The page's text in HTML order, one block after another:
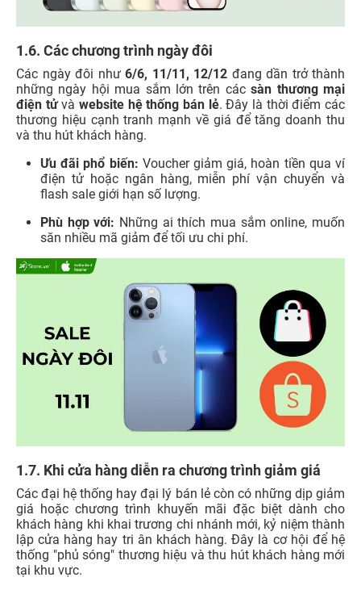
1.6. Các chương trình ngày đôi
Các ngày đôi như 6/6, 11/11, 12/12 đang dần trở thành
những ngày hội mua sắm lớn trên cácsàn thương mại
điện tửvàwebsite hệ thống bán lẻ. Đây là thời điểm các
thương hiệu cạnh tranh mạnh về giá để tăng doanh thu
và thu hút khách hàng.
Ưu đãi phổ biến: Voucher giảm giá, hoàn tiền qua ví
điện tử hoặc ngân hàng, miễn phí vận chuyển và
flash sale giới hạn số lượng.
Phù hợp với: Những ai thích mua sắm online, muốn
săn nhiều mã giảm để tối ưu chi phí.
1.7. Khi cửa hàng diễn ra chương trình giảm giá
Các đại hệ thống hay đại lý bán lẻ còn có những dịp giảm
giá hoặc chương trình khuyến mãi đặc biệt dành cho
khách hàng khi khai trương chi nhánh mới, kỷ niệm thành
lập cửa hàng hay tri ân khách hàng. Đây là cơ hội để hệ
thống "phủ sóng" thương hiệu và thu hút khách hàng mới
tại khu vực.